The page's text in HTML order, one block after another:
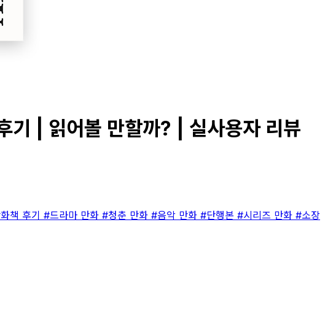
| 읽어볼 만할까? | 실사용자 리뷰
책 후기 #드라마 만화 #청춘 만화 #음악 만화 #단행본 #시리즈 만화 #소장